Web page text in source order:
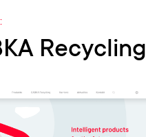
Recycling